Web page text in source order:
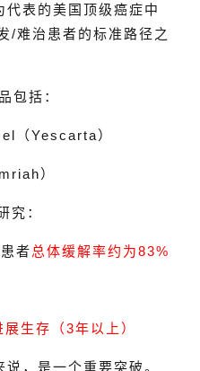
表的美国顶级癌症中
/难治患者的标准路径之
包括：
（Yescarta）
）
究：
者总体缓解率约为83%
生存（3年以上）
，是一个重要突破。